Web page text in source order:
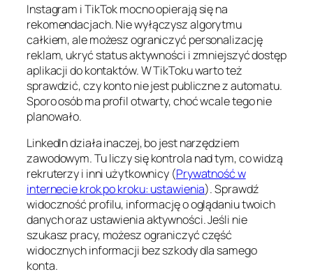
Instagram i TikTok mocno opierają się na
rekomendacjach. Nie wyłączysz algorytmu
całkiem, ale możesz ograniczyć personalizację
reklam, ukryć status aktywności i zmniejszyć dostęp
aplikacji do kontaktów. W TikToku warto też
sprawdzić, czy konto nie jest publiczne z automatu.
Sporo osób ma profil otwarty, choć wcale tego nie
planowało.
LinkedIn działa inaczej, bo jest narzędziem
zawodowym. Tu liczy się kontrola nad tym, co widzą
rekruterzy i inni użytkownicy (Prywatność w
internecie krok po kroku: ustawienia). Sprawdź
widoczność profilu, informację o oglądaniu twoich
danych oraz ustawienia aktywności. Jeśli nie
szukasz pracy, możesz ograniczyć część
widocznych informacji bez szkody dla samego
konta.